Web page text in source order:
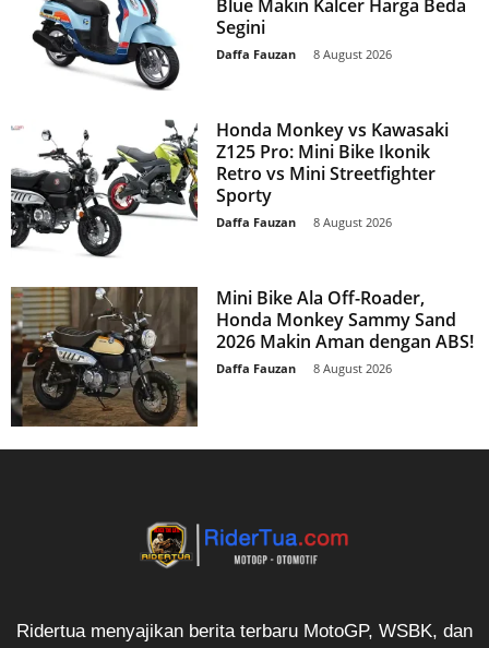
Blue Makin Kalcer Harga Beda
Segini
Daffa Fauzan 8 August 2026
Honda Monkey vs Kawasaki
Z125 Pro: Mini Bike Ikonik
Retro vs Mini Streetfighter
Sporty
Daffa Fauzan 8 August 2026
Mini Bike Ala Off-Roader,
Honda Monkey Sammy Sand
2026 Makin Aman dengan ABS!
Daffa Fauzan 8 August 2026
Ridertua menyajikan berita terbaru MotoGP, WSBK, dan